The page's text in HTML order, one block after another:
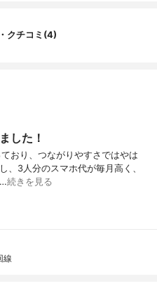
クチコミ(4)
した！
おり、つながりやすさではやは
、3人分のスマホ代が毎月高く、
続きを見る
線